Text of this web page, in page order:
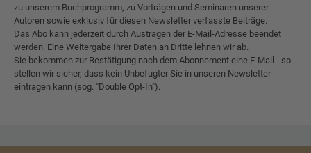
zu unserem Buchprogramm, zu Vorträgen und Seminaren unserer
Autoren sowie exklusiv für diesen Newsletter verfasste Beiträge.
Das Abo kann jederzeit durch Austragen der E-Mail-Adresse beendet
werden. Eine Weitergabe Ihrer Daten an Dritte lehnen wir ab.
Sie bekommen zur Bestätigung nach dem Abonnement eine E-Mail - so
stellen wir sicher, dass kein Unbefugter Sie in unseren Newsletter
eintragen kann (sog. "Double Opt-In").